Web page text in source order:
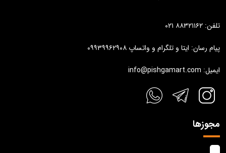
تلفن: ۸۸۳۲۱۱۶۲ ۰۲۱
پیام رسان: ایتا و تلگرام و واتساپ ۰۹۹۳۹۹۶۲۹۰۸
ایمیل: info@pishgamart.com
مجوزها